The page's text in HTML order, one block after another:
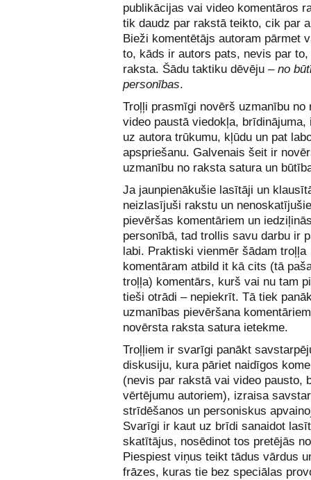
publikācijas vai video komentāros
tik daudz par rakstā teikto, cik par
Bieži komentētājs autoram pārmet
to, kāds ir autors pats, nevis par
raksta. Šādu taktiku dēvēju – no
personības.
Troļļi prasmīgi novērš uzmanību no
video paustā viedokļa, brīdinājuma,
uz autora trūkumu, kļūdu un pat
apspriešanu. Galvenais šeit ir
uzmanību no raksta satura un
Ja jaunpienākušie lasītāji un
neizlasījuši rakstu un
pievēršas komentāriem un
personībā, tad trollis savu darbu ir
labi. Praktiski vienmēr šādam troļļa
komentāram atbild it kā cits (tā
troļļa) komentārs, kurš vai nu tam
tieši otrādi – nepiekrīt. Tā tiek
uzmanības pievēršana
novērsta raksta satura ietekme.
Troļļiem ir svarīgi panākt
diskusiju, kura pāriet naidīgos
(nevis par rakstā vai video pausto,
vērtējumu autoriem), izraisa
strīdēšanos un personiskus
Svarīgi ir kaut uz brīdi sanaidot
skatītājus, nosēdinot tos pretējās
Piespiest viņus teikt tādus vārdus
frāzes, kuras tie bez speciālas